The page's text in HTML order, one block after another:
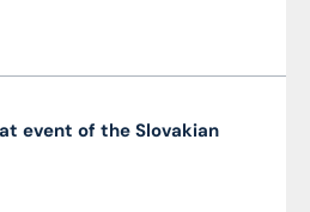
event of the Slovakian